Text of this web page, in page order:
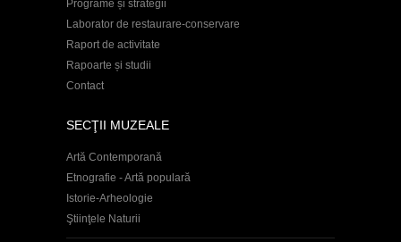
Programe și strategii
Laborator de restaurare-conservare
Raport de activitate
Rapoarte și studii
Contact
SECŢII MUZEALE
Artă Contemporană
Etnografie - Artă populară
Istorie-Arheologie
Ştiinţele Naturii